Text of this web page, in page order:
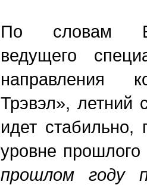
По словам
ведущего
направления
Трэвэл», летний
идет стабильно,
уровне
прошлом году